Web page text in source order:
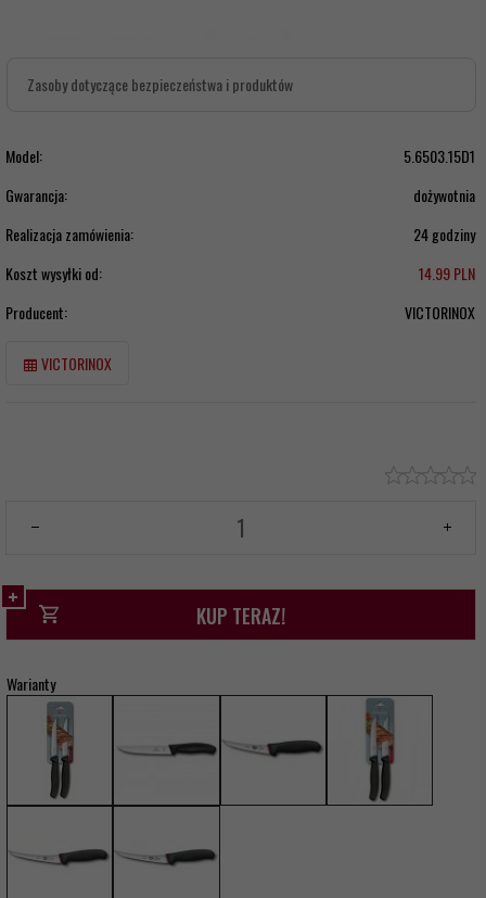
Zasoby dotyczące bezpieczeństwa i produktów
Model:
5.6503.15D1
Gwarancja:
dożywotnia
Realizacja zamówienia:
24 godziny
Koszt wysyłki od:
14.99 PLN
Producent:
VICTORINOX
VICTORINOX
KUP TERAZ!
Warianty